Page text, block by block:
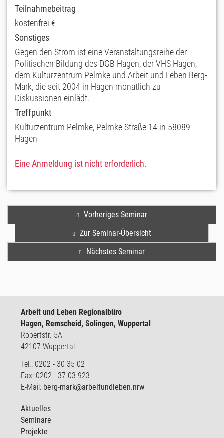
Teilnahmebeitrag
kostenfrei €
Sonstiges
Gegen den Strom ist eine Veranstaltungsreihe der
Politischen Bildung des DGB Hagen, der VHS Hagen,
dem Kulturzentrum Pelmke und Arbeit und Leben Berg-
Mark, die seit 2004 in Hagen monatlich zu
Diskussionen einlädt.
Treffpunkt
Kulturzentrum Pelmke, Pelmke Straße 14 in 58089
Hagen
Eine Anmeldung ist nicht erforderlich.
Vorheriges Seminar
Zur Seminar-Übersicht
Nächstes Seminar
Arbeit und Leben Regionalbüro
Hagen, Remscheid, Solingen, Wuppertal
Robertstr. 5A
42107 Wuppertal
Tel.: 0202 - 30 35 02
Fax: 0202 - 37 03 923
E-Mail: berg-mark@arbeitundleben.nrw
Aktuelles
Seminare
Projekte